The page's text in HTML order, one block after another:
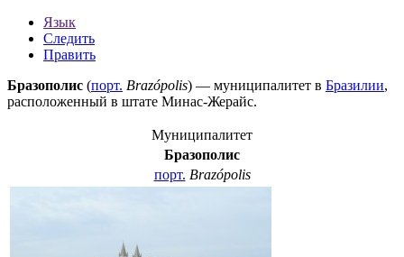
Язык
Следить
Править
Бразополис (порт. Brazópolis) — муниципалитет в Бразилии,
расположенный в штате Минас-Жерайс.
Муниципалитет
Бразополис
порт. Brazópolis